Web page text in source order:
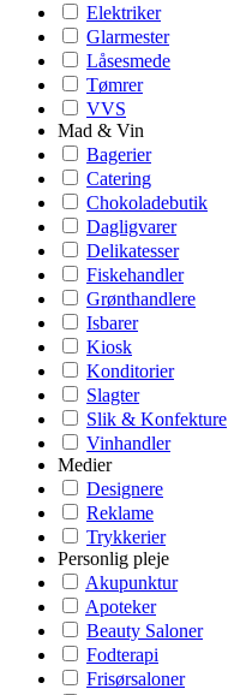
Elektriker
Glarmester
Låsesmede
Tømrer
VVS
Mad & Vin
Bagerier
Catering
Chokoladebutik
Dagligvarer
Delikatesser
Fiskehandler
Grønthandlere
Isbarer
Kiosk
Konditorier
Slagter
Slik & Konfekture
Vinhandler
Medier
Designere
Reklame
Trykkerier
Personlig pleje
Akupunktur
Apoteker
Beauty Saloner
Fodterapi
Frisørsaloner